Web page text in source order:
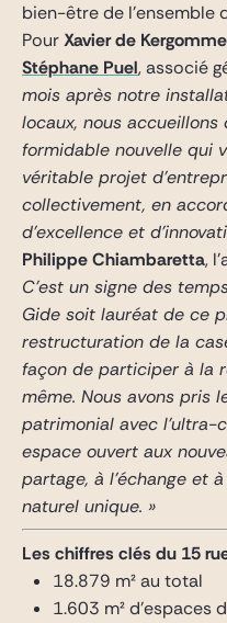
bien-être de l’ensemble
PourXavier de
Stéphane Puel, associé
mois après notre
locaux, nous
formidable nouvelle qui
véritable projet
collectivement, en
d’excellence et
Philippe Chiambaretta,
C’est un signe des
Gide soit lauréat de ce
restructuration de la
façon de participer à la
même. Nous avons pris
patrimonial avec
espace ouvert aux
partage, à l’échange et
naturel unique. »
Les chiffres clés du 15
18.879 m² au total
1.603 m²